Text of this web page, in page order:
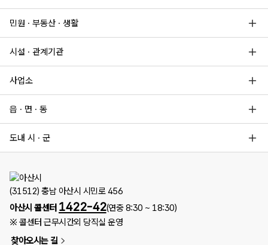
민원 · 부동산 · 생활
시설 · 관계기관
사업소
읍 · 면 · 동
도내 시 · 군
(31512) 충남 아산시 시민로 456
아산시 콜센터 1422-42(연중 8:30 ~ 18:30)
※ 콜센터 근무시간외 당직실 운영
찾아오시는 길